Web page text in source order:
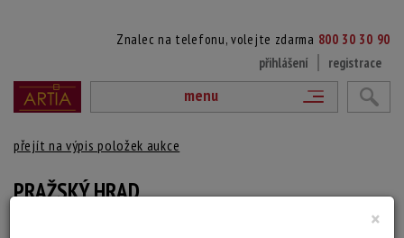
Znalec na telefonu, volejte zdarma 800 30 30 90
přihlášení
registrace
menu
přejít na výpis položek aukce
PRAŽSKÝ HRAD
×